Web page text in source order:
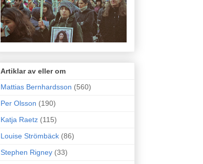
Artiklar av eller om
Mattias Bernhardsson (560)
Per Olsson (190)
Katja Raetz (115)
Louise Strömbäck (86)
Stephen Rigney (33)